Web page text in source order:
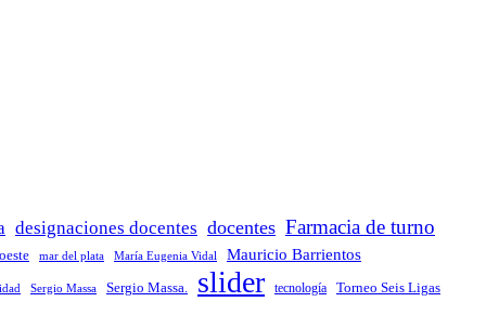
designaciones docentes docentes Farmacia de turno
mar del plata María Eugenia Vidal Mauricio Barrientos
Sergio Massa Sergio Massa. slider tecnología Torneo Seis Ligas